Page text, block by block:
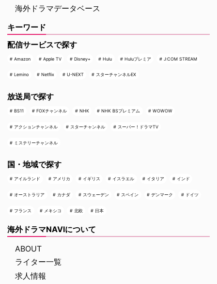
海外ドラマデータベース
キーワード
配信サービスで探す
Amazon Apple TV Disney+ Hulu Huluプレミア J:COM STREAM
Lemino Netflix U-NEXT スターチャンネルEX
放送局で探す
BS11 FOXチャンネル NHK NHK BSプレミアム WOWOW
アクションチャンネル スターチャンネル スーパー！ドラマTV
ミステリーチャンネル
国・地域で探す
アイルランド アメリカ イギリス イスラエル イタリア インド
オーストラリア カナダ スウェーデン スペイン デンマーク ドイツ
フランス メキシコ 北欧 日本
海外ドラマNAVIについて
ABOUT
ライター一覧
求人情報